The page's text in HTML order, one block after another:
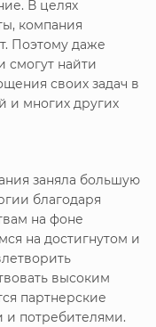
В целях
компания
Поэтому даже
смогут найти
своих задач в
и многих других
заняла большую
благодаря
на фоне
на достигнутом и
высоким
партнерские
потребителями.